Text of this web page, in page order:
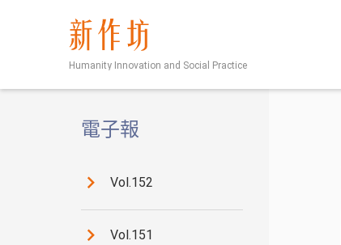
Humanity Innovation and Social Practice
電子報
Vol.152
Vol.151